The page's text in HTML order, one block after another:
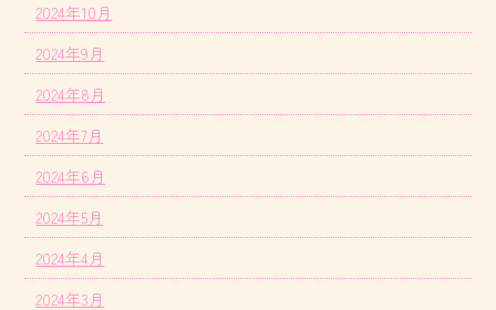
2024年10月
2024年9月
2024年8月
2024年7月
2024年6月
2024年5月
2024年4月
2024年3月